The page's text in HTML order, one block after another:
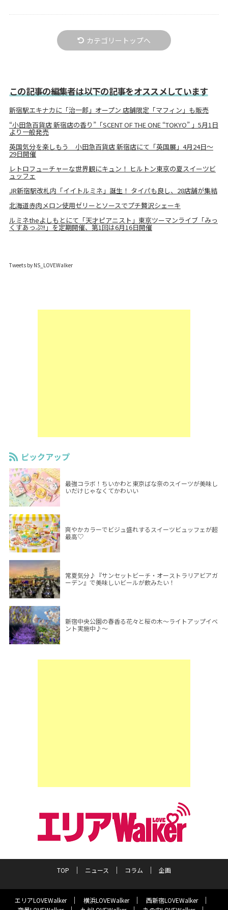
カテゴリートップへ
この記事の編集者は以下の記事をオススメしています
新宿駅エキナカに「治一郎」オープン 店舗限定「マフィン」も販売
“小田急百貨店 新宿店の香り”「SCENT OF THE ONE “TOKYO” 」5月1日
より一般発売
英国気分を楽しもう 小田急百貨店 新宿店にて「英国展」4月24日～
29日開催
レトロフューチャーな世界観にキュン！ ヒルトン東京の夏スイーツビ
ュッフェ
JR新宿駅改札内「イイトルミネ」誕生！ タイパも良し、28店舗が集結
北海道赤肉メロン使用ゼリーとソースでプチ贅沢シェーキ
ルミネtheよしもとにて「天才ピアニスト」東京ツーマンライブ「みっ
くすあっぷ!!」を定期開催、第1回は6月16日開催
Tweets by NS_LOVEWalker
ピックアップ
最強コラボ！ちいかわと東京ばな奈のスイーツが美味し
いだけじゃなくてかわいい
爽やかカラーでビジュ盛れするスイーツビュッフェが超
最高♡
常夏気分♪『サンセットビーチ・オーストラリアビアガ
ーデン』で美味しいビールが飲みたい！
新宿中央公園の春香る花々と桜の木～ライトアップイベ
ント実施中♪～
TOP ニュース コラム 企画
エリアLOVEWalker 横浜LOVEWalker
西新宿LOVEWalker